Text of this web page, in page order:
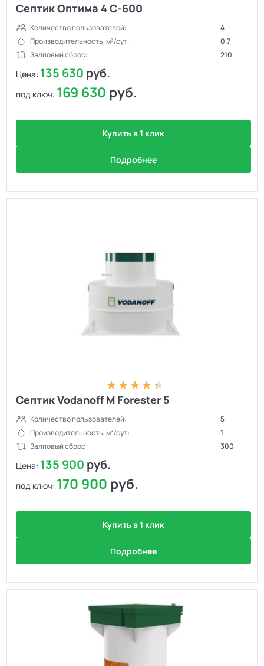
Септик Оптима 4 С-600
Количество пользователей:
4
Производительность, м³/сут:
0.7
Залповый сброс:
210
Цена: 135 630 руб.
под ключ: 169 630 руб.
Купить в 1 клик
Подробнее
Септик Vodanoff M Forester 5
Количество пользователей:
5
Производительность, м³/сут:
1
Залповый сброс:
300
Цена: 135 900 руб.
под ключ: 170 900 руб.
Купить в 1 клик
Подробнее